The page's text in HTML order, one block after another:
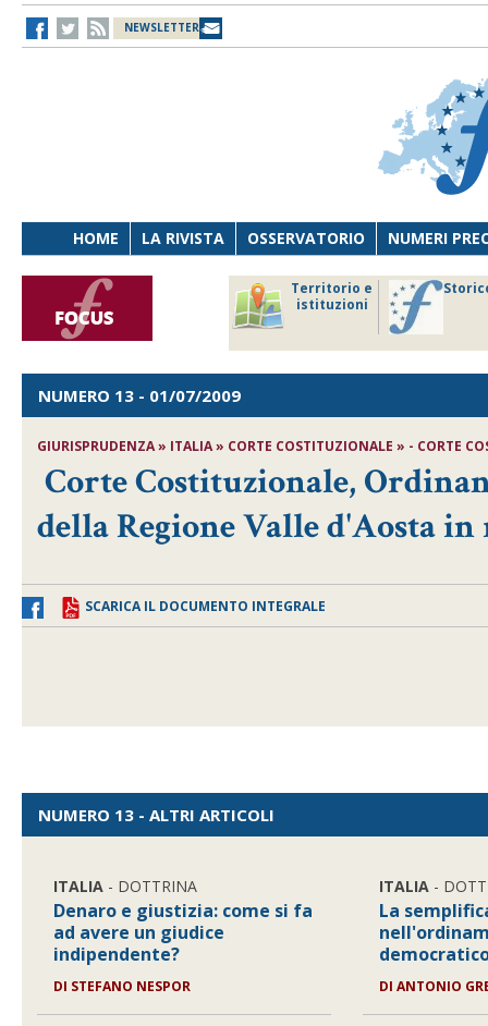
NEWSLETTER
HOME LA RIVISTA OSSERVATORIO NUMERI
Territorio e
istituzioni
NUMERO 13 - 01/07/2009
GIURISPRUDENZA » ITALIA » CORTE COSTITUZIONALE » - CORTE
Corte Costituzionale,
della Regione Valle d'Aosta
SCARICA IL DOCUMENTO INTEGRALE
NUMERO 13 - ALTRI ARTICOLI
ITALIA - DOTTRINA
Denaro e giustizia: come si fa
ad avere un giudice
indipendente?
DI STEFANO NESPOR
ITALIA -
La
DI ANTONIO